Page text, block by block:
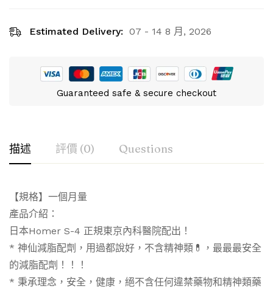
Estimated Delivery: 07 - 14 8 月, 2026
Guaranteed safe & secure checkout
描述 評價 (0) Questions
【規格】一個月量
產品介紹：
日本Homer S-4 正規東京內科醫院配出！
* 神仙減脂配劑，用過都說好，不含精神類💊，最最最安全
的減脂配劑！！！
* 秉承理念，安全，健康，絕不含任何違禁藥物和精神類藥